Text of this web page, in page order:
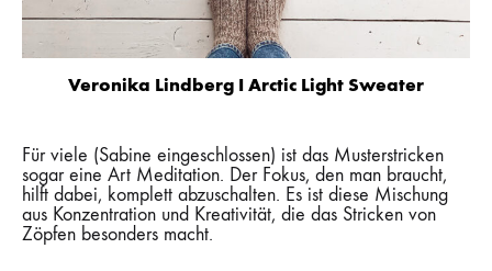
Veronika Lindberg I Arctic Light Sweater
Für viele (Sabine eingeschlossen) ist das Musterstricken
sogar eine Art Meditation. Der Fokus, den man braucht,
hilft dabei, komplett abzuschalten. Es ist diese Mischung
aus Konzentration und Kreativität, die das Stricken von
Zöpfen besonders macht.